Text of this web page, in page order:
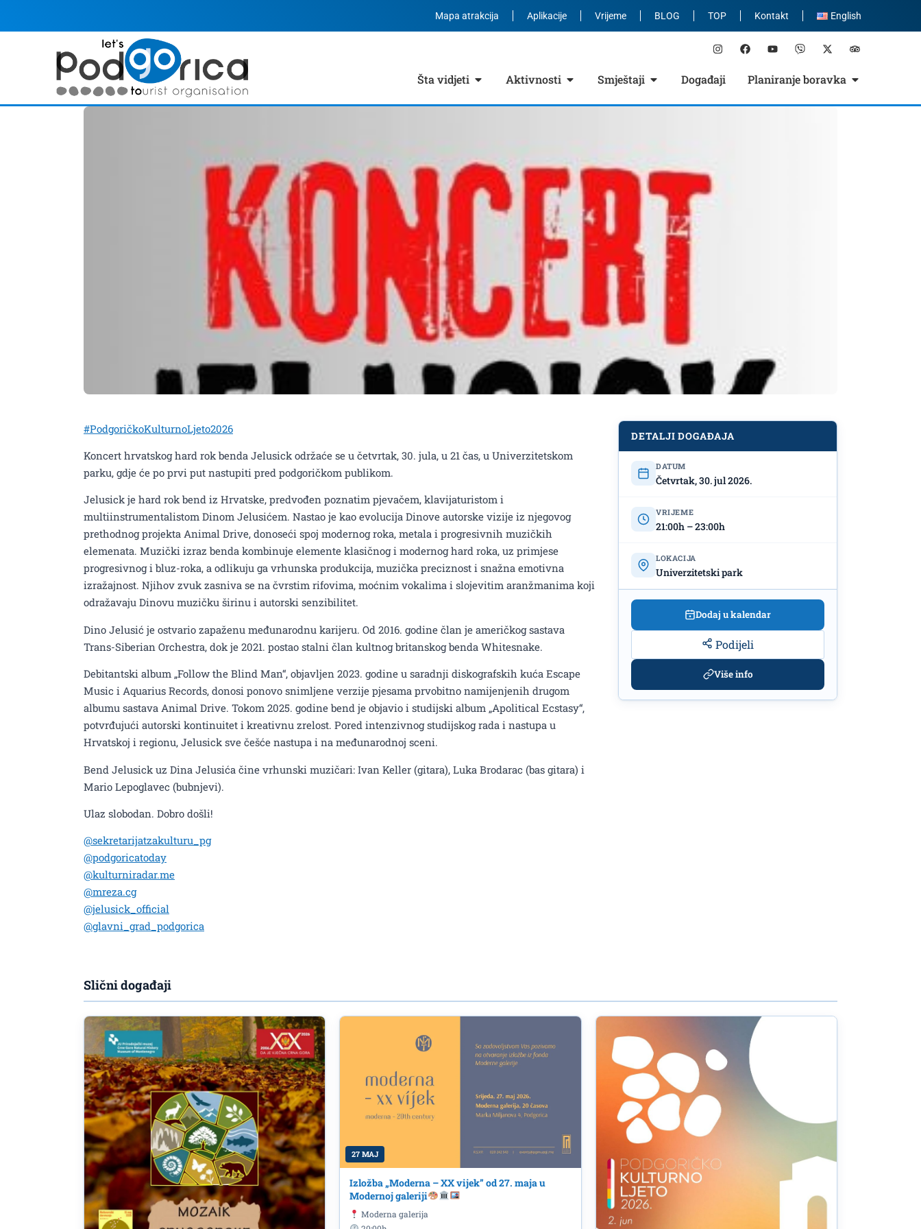
Mapa atrakcija Aplikacije Vrijeme BLOG TOP Kontakt English
Šta vidjeti Aktivnosti Smještaji Događaji Planiranje boravka
#PodgoričkoKulturnoLjeto2026
Koncert hrvatskog hard rok benda Jelusick održaće se u četvrtak, 30. jula, u 21 čas, u Univerzitetskom
parku, gdje će po prvi put nastupiti pred podgoričkom publikom.
Jelusick je hard rok bend iz Hrvatske, predvođen poznatim pjevačem, klavijaturistom i
multiinstrumentalistom Dinom Jelusićem. Nastao je kao evolucija Dinove autorske vizije iz njegovog
prethodnog projekta Animal Drive, donoseći spoj modernog roka, metala i progresivnih muzičkih
elemenata. Muzički izraz benda kombinuje elemente klasičnog i modernog hard roka, uz primjese
progresivnog i bluz-roka, a odlikuju ga vrhunska produkcija, muzička preciznost i snažna emotivna
izražajnost. Njihov zvuk zasniva se na čvrstim rifovima, moćnim vokalima i slojevitim aranžmanima koji
odražavaju Dinovu muzičku širinu i autorski senzibilitet.
Dino Jelusić je ostvario zapaženu međunarodnu karijeru. Od 2016. godine član je američkog sastava
Trans-Siberian Orchestra, dok je 2021. postao stalni član kultnog britanskog benda Whitesnake.
Debitantski album „Follow the Blind Man“, objavljen 2023. godine u saradnji diskografskih kuća Escape
Music i Aquarius Records, donosi ponovo snimljene verzije pjesama prvobitno namijenjenih drugom
albumu sastava Animal Drive. Tokom 2025. godine bend je objavio i studijski album „Apolitical Ecstasy“,
potvrđujući autorski kontinuitet i kreativnu zrelost. Pored intenzivnog studijskog rada i nastupa u
Hrvatskoj i regionu, Jelusick sve češće nastupa i na međunarodnoj sceni.
Bend Jelusick uz Dina Jelusića čine vrhunski muzičari: Ivan Keller (gitara), Luka Brodarac (bas gitara) i
Mario Lepoglavec (bubnjevi).
Ulaz slobodan. Dobro došli!
@sekretarijatzakulturu_pg
@podgoricatoday
@kulturniradar.me
@mreza.cg
@jelusick_official
@glavni_grad_podgorica
DETALJI DOGAĐAJA
DATUM
Četvrtak, 30. jul 2026.
VRIJEME
21:00h – 23:00h
LOKACIJA
Univerzitetski park
Dodaj u kalendar
Podijeli
Više info
Slični događaji
27 MAJ
Izložba „Moderna – XX vijek” od 27. maja u
Modernoj galeriji
Moderna galerija